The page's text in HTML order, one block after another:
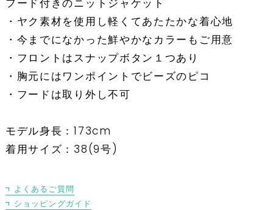
・ヤク素材を使用し軽くてあたたかな着心地
・今までになかった鮮やかなカラーもご用意
・フロントはスナップボタン１つあり
・胸元にはワンポイントでビーズのピコ
・フードは取り外し不可
モデル身長：173cm
着用サイズ：38(9号)
よくあるご質問
ショッピングガイド